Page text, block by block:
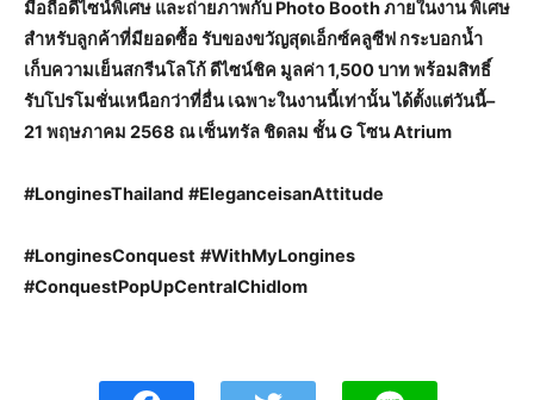
มือถือดีไซน์พิเศษ และถ่ายภาพกับ Photo Booth ภายในงาน พิเศษ
สำหรับลูกค้าที่มียอดซื้อ รับของขวัญสุดเอ็กซ์คลูซีฟ กระบอกน้ำ
เก็บความเย็นสกรีนโลโก้ ดีไซน์ชิค มูลค่า 1,500 บาท พร้อมสิทธิ์
รับโปรโมชั่นเหนือกว่าที่อื่น เฉพาะในงานนี้เท่านั้น ได้ตั้งแต่วันนี้–
21 พฤษภาคม 2568 ณ เซ็นทรัล ชิดลม ชั้น G โซน Atrium
#LonginesThailand #EleganceisanAttitude
#LonginesConquest #WithMyLongines
#ConquestPopUpCentralChidlom